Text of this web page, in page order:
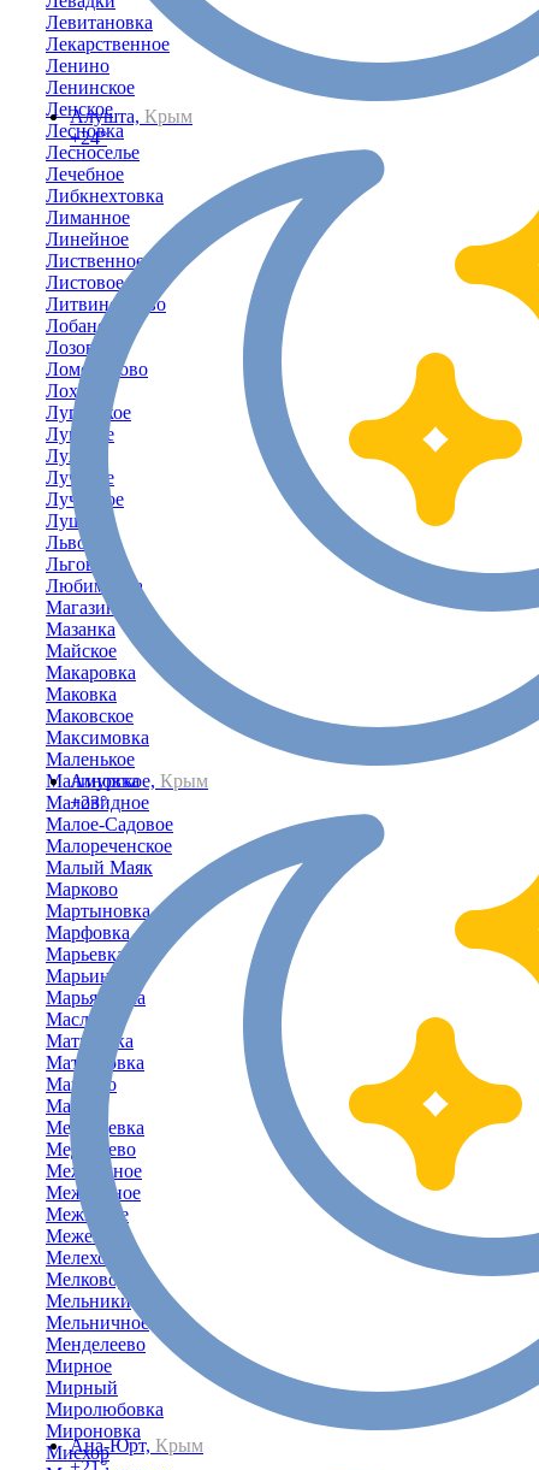
Алушта, Крым
+24°
Амурское, Крым
+23°
Ана-Юрт, Крым
Левитановка
Лекарственное
Ленино
Ленинское
Ленское
Лесновка
Лесноселье
Лечебное
Либкнехтовка
Лиманное
Линейное
Лиственное
Листовое
Литвиненково
Лобаново
Лозовое
Ломоносово
Лоховка
Луганское
Луговое
Лужки
Лучевое
Лучистое
Лушино
Львово
Льговское
Любимовка
Магазинка
Мазанка
Майское
Макаровка
Маковка
Маковское
Максимовка
Маленькое
Малиновка
Маловидное
Малое-Садовое
Малореченское
Малый Маяк
Марково
Мартыновка
Марфовка
Марьевка
Марьино
Марьяновка
Маслово
Матвеевка
Матросовка
Машино
Маяк
Медведевка
Медведево
Межводное
Межгорное
Межгорье
Межевое
Мелехово
Мелководное
Мельники
Мельничное
Менделеево
Мирное
Мирный
Миролюбовка
Мироновка
Мисхор